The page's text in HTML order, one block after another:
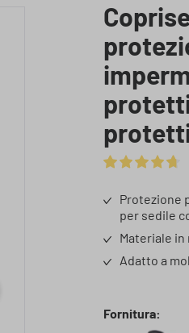
Protezione
per sedile
Materiale
Adatto a
Seleziona
Fornitura: